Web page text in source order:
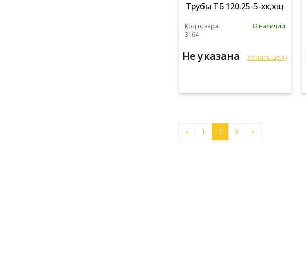
Трубы ТБ 120.25-5-хк,хщ
Код товара:
3164
В наличии
Не указана Узнать цену
« 1 2 3 »